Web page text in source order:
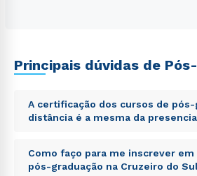
Principais dúvidas de
A certificação dos cursos de pós-
distância é a mesma da
Sed ut perspiciatis unde omnis iste
voluptatem accusantium
Como faço para me inscrever
pós-graduação na Cruzeiro do